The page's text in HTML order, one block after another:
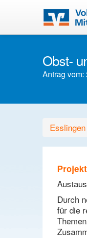
Obst-
Antrag
Esslingen
Durch
für die